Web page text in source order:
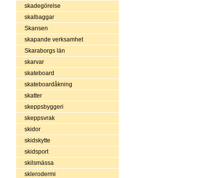
skadegörelse
skalbaggar
Skansen
skapande verksamhet
Skaraborgs län
skarvar
skateboard
skateboardåkning
skatter
skeppsbyggeri
skeppsvrak
skidor
skidskytte
skidsport
skilsmässa
sklerodermi